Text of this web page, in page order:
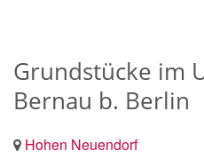
Grundstücke im
Bernau b. Berlin
Hohen Neuendorf